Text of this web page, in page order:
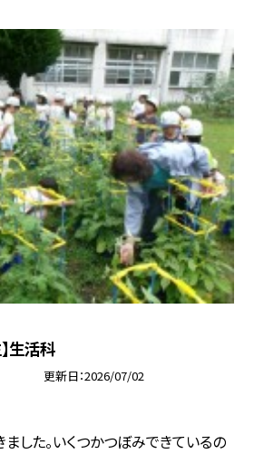
】生活科
更新日 2026/07/02
した。いくつかつぼみできているの